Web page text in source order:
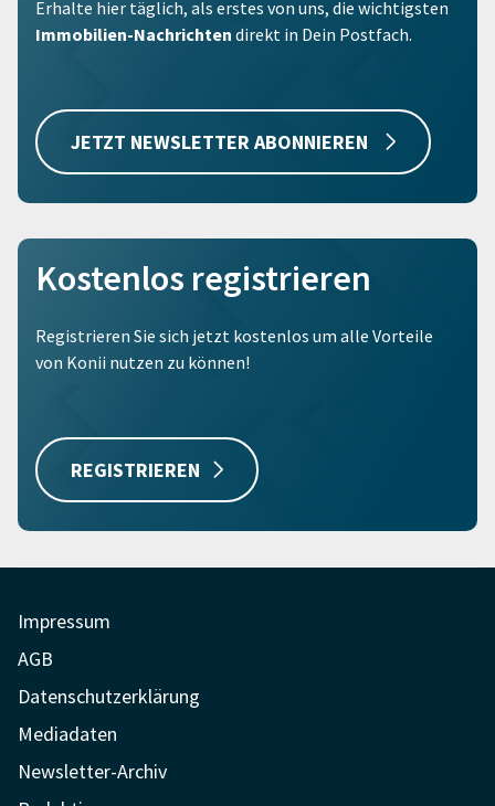
Erhalte hier täglich, als erstes von uns, die wichtigsten
Immobilien-Nachrichten direkt in Dein Postfach.
JETZT NEWSLETTER ABONNIEREN
Kostenlos registrieren
Registrieren Sie sich jetzt kostenlos um alle Vorteile
von Konii nutzen zu können!
REGISTRIEREN
Impressum
AGB
Datenschutzerklärung
Mediadaten
Newsletter-Archiv